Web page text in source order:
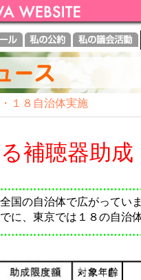
１８自治体実施
補聴器助
国の自治体で広がってい
に、東京では１８の自治